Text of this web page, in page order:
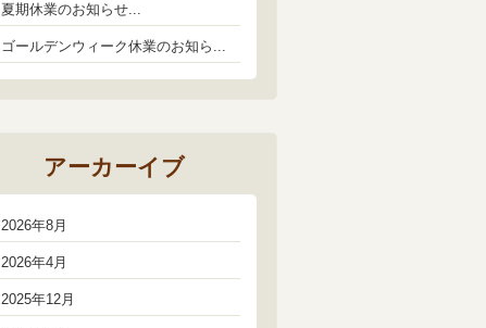
夏期休業のお知らせ...
ゴールデンウィーク休業のお知ら...
アーカーイブ
2026年8月
2026年4月
2025年12月